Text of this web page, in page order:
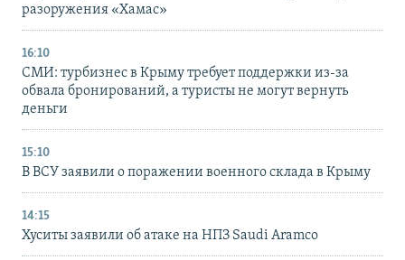
разоружения «Хамас»
16:10
СМИ: турбизнес в Крыму требует поддержки из-за
обвала бронирований, а туристы не могут вернуть
деньги
15:10
В ВСУ заявили о поражении военного склада в Крыму
14:15
Хуситы заявили об атаке на НПЗ Saudi Aramco